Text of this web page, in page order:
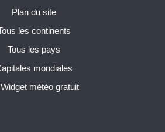
Plan du site
les continents
Tous les pays
mondiales
météo gratuit